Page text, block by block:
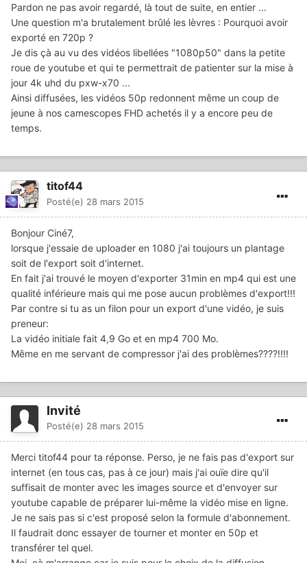
Pardon ne pas avoir regardé, là tout de suite, en entier ...
Une question m'a brutalement brûlé les lèvres : Pourquoi avoir
exporté en 720p ?
Je dis çà au vu des vidéos libellées "1080p50" dans la petite
roue de youtube et qui te permettrait de patienter sur la mise à
jour 4k uhd du pxw-x70 ...
Ainsi diffusées, les vidéos 50p redonnent même un coup de
jeune à nos camescopes FHD achetés il y a encore peu de
temps.
titof44
Posté(e) 28 mars 2015
Bonjour Ciné7,
lorsque j'essaie de uploader en 1080 j'ai toujours un plantage
soit de l'export soit d'internet.
En fait j'ai trouvé le moyen d'exporter 31min en mp4 qui est une
qualité inférieure mais qui me pose aucun problèmes d'export!!!
Par contre si tu as un filon pour un export d'une vidéo, je suis
preneur:
La vidéo initiale fait 4,9 Go et en mp4 700 Mo.
Même en me servant de compressor j'ai des problèmes????!!!!
Invité
Posté(e) 28 mars 2015
Merci titof44 pour ta réponse. Perso, je ne fais pas d'export sur
internet (en tous cas, pas à ce jour) mais j'ai ouïe dire qu'il
suffisait de monter avec les images source et d'envoyer sur
youtube capable de préparer lui-même la vidéo mise en ligne.
Je ne sais pas si c'est proposé selon la formule d'abonnement.
Il faudrait donc essayer de tourner et monter en 50p et
transférer tel quel.